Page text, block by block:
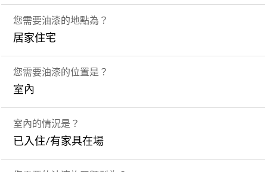
您需要油漆的地點為？
居家住宅
您需要油漆的位置是？
室內
室內的情況是？
已入住/有家具在場